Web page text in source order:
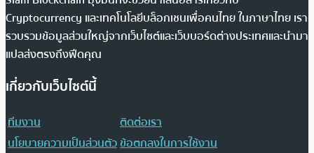
Cryptocurrency และเทคโนโลยีบล็อกเชนเพื่อคนไทย ในภาษาไทย เรา
รวบรวมข้อมูลส่วนใหญ่จากเว็บไซต์และเว็บบอร์ดต่างประเทศและนำมา
แปลส่งตรงถึงฟีดคุณ
เกี่ยวกับเว็บไซต์นี้
ทีมงาน
ติดต่อเรา
นโยบายความเป็นส่วนตัวข้อตกลงในการใช้งาน